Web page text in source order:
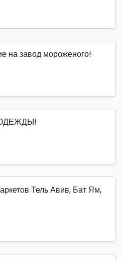
на завод мороженого!
Тель Авив, Бат Ям,